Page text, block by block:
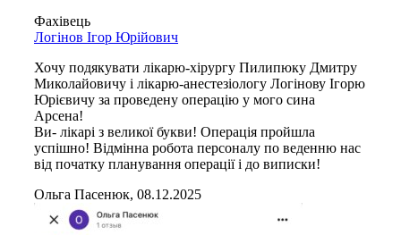
Фахівець
Логінов Ігор Юрійович
Хочу подякувати лікарю-хірургу Пилипюку Дмитру
Миколайовичу і лікарю-анестезіологу Логінову Ігорю
Юрієвичу за проведену операцію у мого сина
Арсена!
Ви- лікарі з великої букви! Операція пройшла
успішно! Відмінна робота персоналу по веденню нас
від початку планування операції і до виписки!
Ольга Пасенюк, 08.12.2025